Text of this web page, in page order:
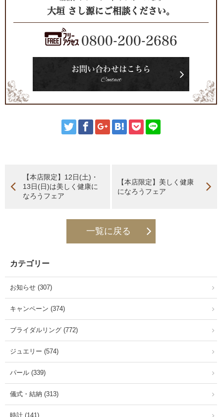
大垣 さし源にご相談ください。
0800-200-2686
お問い合わせはこちら
Contact
【本店限定】12日(土)・
13日(日)は美しく健康に
なろうフェア
【本店限定】美しく健康
になろうフェア
一覧に戻る
カテゴリー
お知らせ (307)
キャンペーン (374)
ブライダルリング (772)
ジュエリー (574)
パール (339)
儀式・結納 (313)
時計 (141)